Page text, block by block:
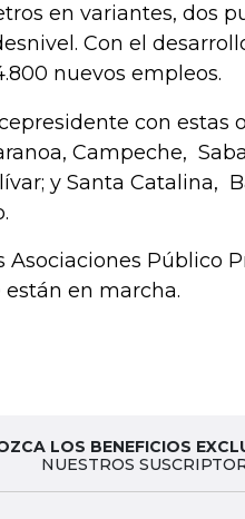
en variantes, dos
Con el
nuevos empleos.
con estas
Campeche,
y Santa Catalina,
Asociaciones Público
están en marcha.
LOS BENEFICIOS
NUESTROS